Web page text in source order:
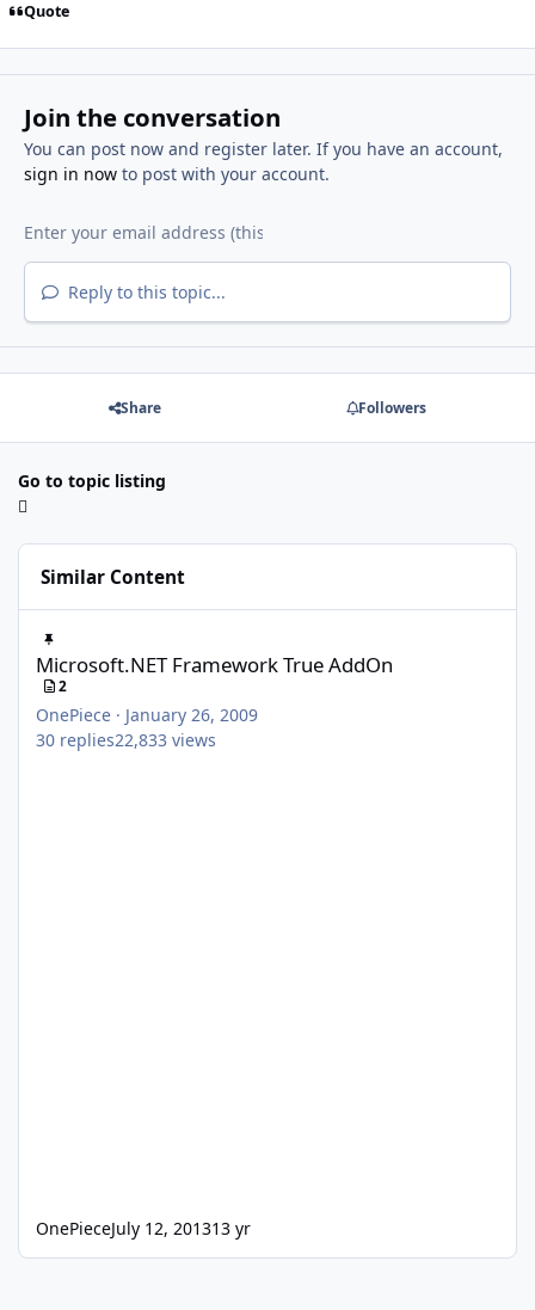
Quote
Join the conversation
You can post now and register later. If you have an account,
sign in nowto post with your account.
Reply to this topic...
Share Followers
Go to topic listing
Similar Content
Microsoft.NET Framework True AddOn
2
OnePiece · January 26, 2009
30 replies22,833 views
OnePieceJuly 12, 201313 yr